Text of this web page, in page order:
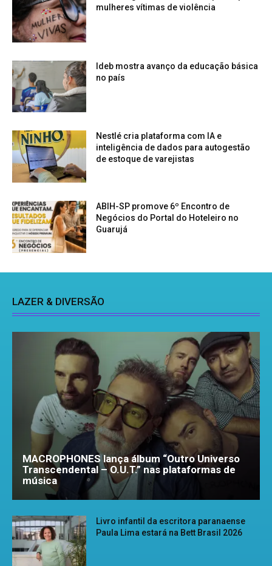
mulheres vítimas de violência
Ideb mostra avanço da educação básica
no país
Nestlé cria plataforma com IA e
inteligência de dados para autogestão
de estoque de varejistas
ABIH-SP promove 6º Encontro de
Negócios do Portal do Hoteleiro no
Guarujá
LAZER & DIVERSÃO
MACROPHONES lança álbum “Outro Universo
Transcendental – O.U.T.” nas plataformas de
música
Livro infantil da escritora paranaense
Paula Lima estará na Bett Brasil 2026